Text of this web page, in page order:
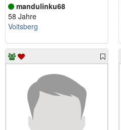
mandulinku68
58 Jahre
Voitsberg